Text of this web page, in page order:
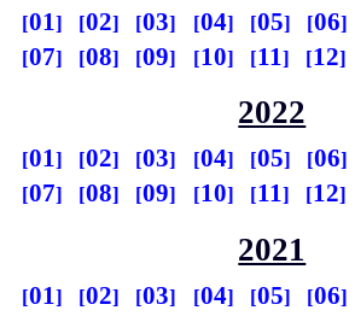
01 02 03 04 05
06
07
08 09 10 11 12
2022
01 02 03 04 05
06
07
08 09 10 11 12
2021
01 02 03 04 05
06